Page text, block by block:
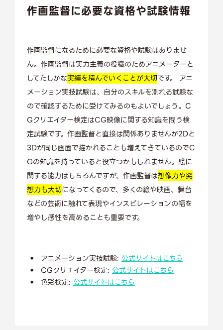
作画監督に必要な資格や試験情報
作画監督になるために必要な資格や試験はありませ
ん。作画監督は実力主義の役職のためアニメーターと
してたしかな実績を積んでいくことが大切です。 アニ
メーション実技試験は、自分のスキルを測れる試験な
ので確認するために受けてみるのもよいでしょう。C
Gクリエイター検定はCG映像に関する知識を問う検
定試験です。作画監督と直接は関係ありませんが2Dと
3Dが同じ画面で描かれることも増えてきているのでC
Gの知識を持っていると役立つかもしれません。絵に
関する能力はもちろんですが、作画監督は想像力や発
想力も大切になってくるので、多くの絵や映画、舞台
などの芸術に触れて表現やインスピレーションの幅を
増やし感性を高めることも重要です。
アニメーション実技試験: 公式サイトはこちら
CGクリエイター検定: 公式サイトはこちら
色彩検定: 公式サイトはこちら